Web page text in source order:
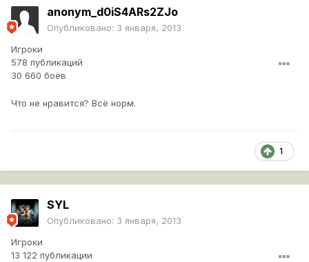
anonym_d0iS4ARs2ZJo
Опубликовано: 3 января, 2013
Игроки
578 публикаций
30 660 боёв
Что не нравится? Всё норм.
1
SYL
Опубликовано: 3 января, 2013
Игроки
13 122 публикации